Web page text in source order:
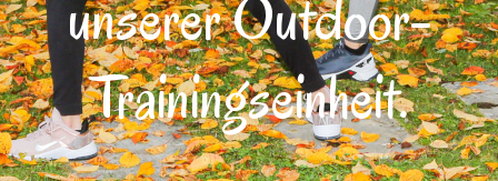
unserer Outdoor-
Trainingseinheit.